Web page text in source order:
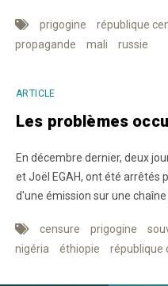
prigogine république
propagande
mali russie
ARTICLE
Les problèmes
En décembre dernier, deux
et Joël EGAH, ont été arrêtés
d'une émission sur une
censure prigogine
nigéria
éthiopie république